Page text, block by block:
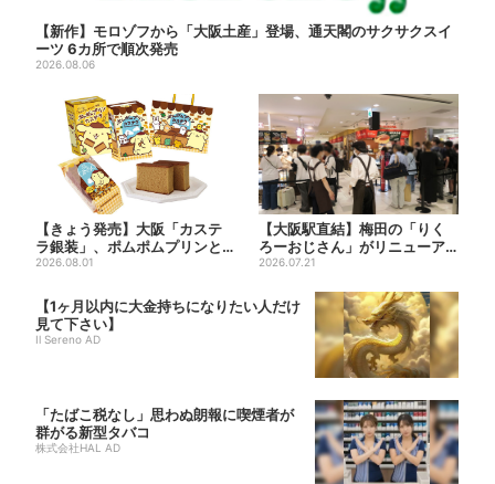
【新作】モロゾフから「大阪土産」登場、通天閣のサクサクスイ
ーツ 6カ所で順次発売
2026.08.06
【きょう発売】大阪「カステ
ラ銀装」、ポムポムプリンと
初コラボ 紙袋まで限定デザ
2026.08.01
【大阪駅直結】梅田の「りく
ろーおじさん」がリニューア
ル！チーズケーキ以外も充
2026.07.21
【1ヶ月以内に大金持ちになりたい人だけ
見て下さい】
Il Sereno AD
「たばこ税なし」思わぬ朗報に喫煙者が
群がる新型タバコ
株式会社HAL AD